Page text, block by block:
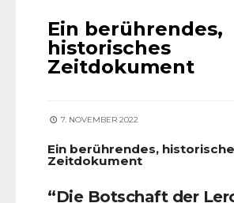
Ein berührendes,
historisches
Zeitdokument
7. NOVEMBER 2022
Ein berührendes,
Zeitdokument
“Die Botschaft der